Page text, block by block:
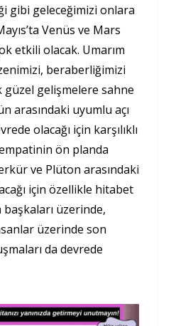
gibi geleceğimizi onlara
Venüs ve Mars
etkili olacak. Umarım
beraberliğimizi
güzel gelişmelere sahne
arasındaki uyumlu açı
olacağı için karşılıklı
ön planda
ve Plüton arasındaki
için özellikle hitabet
üzerinde,
üzerinde son
da devrede